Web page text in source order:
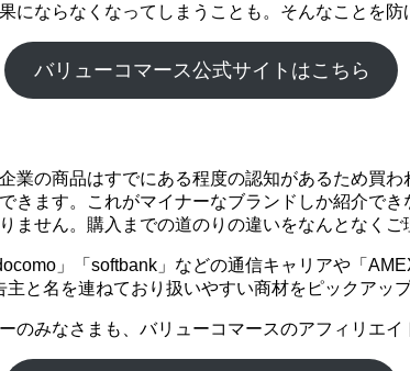
ならなくなってしまうことも。そんなことを
バリューコマース公式サイトはこちら
業の商品はすでにある程度の認知があるため買
きます。これがマイナーなブランドしか紹介で
せん。購入までの道のりの違いをなんとなくご
」「softbank」などの通信キャリアや「
と名を連ねており扱いやすい商材をピックアッ
みなさまも、バリューコマースのアフィリエ